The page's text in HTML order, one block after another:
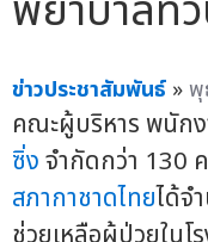
ข่าวประชาสัมพันธ์ »พุ
คณะผู้บริหาร พนัก
ซิ่งจำกัดกว่า 130
สภากาชาดไทยได้จ